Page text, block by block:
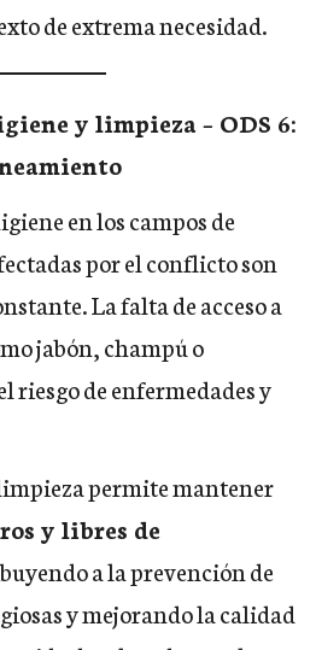
de extrema necesidad.
y limpieza – ODS 6:
en los campos de
por el conflicto son
La falta de acceso a
jabón, champú o
riesgo de enfermedades y
permite mantener
y libres de
a la prevención de
y mejorando la calidad